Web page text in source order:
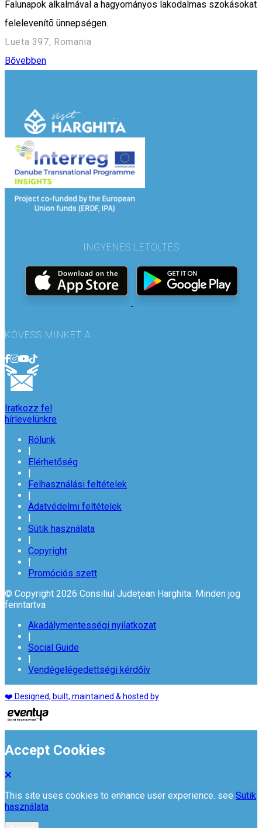
Falunapok alkalmával a hagyományos lakodalmas szokásokat
felelevenítõ ünnepségen.
Lueta 397, Romania
Bővebben
INGYENES LETÖLTÉS
KÖVESS MINKET A
Iratkozz fel
hírlevelünkre
Rólunk
|
Elérhetőség
|
Felhasználási feltételek
|
Adatvédelmi feltételek
|
Sütik használata
|
Copyright
|
Promóciós szett
© Copyright 2026 Consiliul Județean Harghita. Minden jog
fenntartva
Akadálymentességi nyilatkozat
|
Social Guide
|
Vendégelégedettségi kérdőív
❤️ Designed, built, maintained & hosted by
Accept Cookies
This site uses cookies to enhance user experience. see Sütik
használata